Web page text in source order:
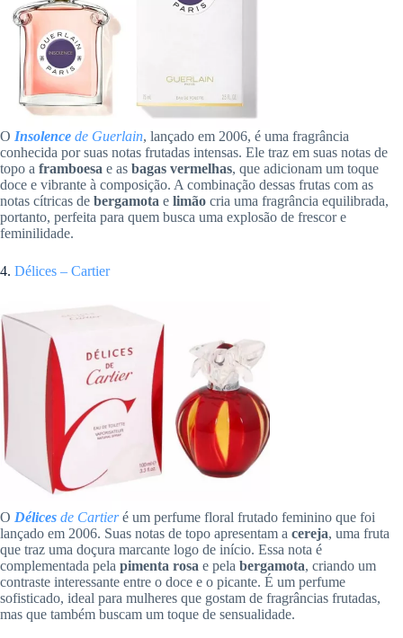
O Insolence de Guerlain, lançado em 2006, é uma fragrância
conhecida por suas notas frutadas intensas. Ele traz em suas notas de
topo a framboesa e as bagas vermelhas, que adicionam um toque
doce e vibrante à composição. A combinação dessas frutas com as
notas cítricas de bergamota e limão cria uma fragrância equilibrada,
portanto, perfeita para quem busca uma explosão de frescor e
feminilidade.
4. Délices – Cartier
O Délices de Cartieré um perfume floral frutado feminino que foi
lançado em 2006. Suas notas de topo apresentam a cereja, uma fruta
que traz uma doçura marcante logo de início. Essa nota é
complementada pela pimenta rosa e pela bergamota, criando um
contraste interessante entre o doce e o picante. É um perfume
sofisticado, ideal para mulheres que gostam de fragrâncias frutadas,
mas que também buscam um toque de sensualidade.